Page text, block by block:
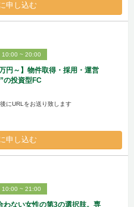
申し込む
10:00 ~ 20:00
円～】物件取得・採用・運営
の投資型FC
にURLをお送り致します
申し込む
10:00 ~ 21:00
わない女性の第3の選択肢。専